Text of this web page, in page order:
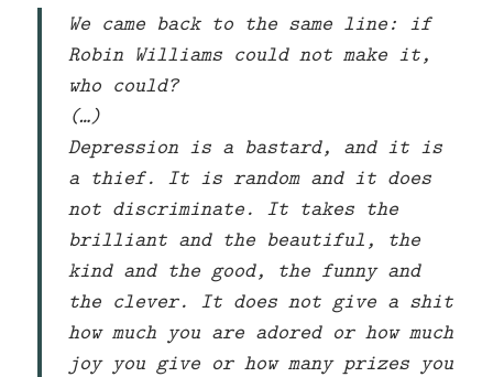
We came back to the same line: if
Robin Williams could not make it,
who could?
(…)
Depression is a bastard, and it is
a thief. It is random and it does
not discriminate. It takes the
brilliant and the beautiful, the
kind and the good, the funny and
the clever. It does not give a shit
how much you are adored or how much
joy you give or how many prizes you